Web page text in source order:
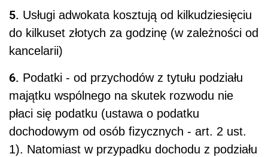
5. Usługi adwokata kosztują od kilkudziesięciu
do kilkuset złotych za godzinę (w zależności od
kancelarii)
6. Podatki - od przychodów z tytułu podziału
majątku wspólnego na skutek rozwodu nie
płaci się podatku (ustawa o podatku
dochodowym od osób fizycznych - art. 2 ust.
1). Natomiast w przypadku dochodu z podziału